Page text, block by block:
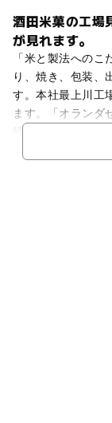
酒田米菓の工場
が見れます。
「米と製法への
り、焼き、包装、
す。本社最上川工
ます。「オランダ
続けるおせんべい